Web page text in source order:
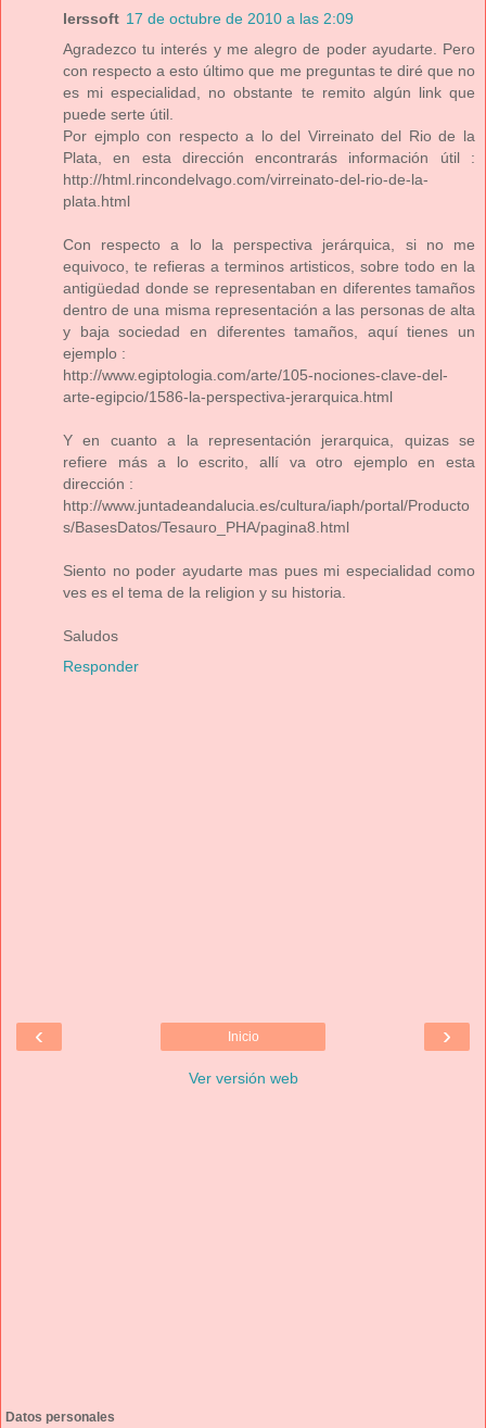
lerssoft 17 de octubre de 2010 a las 2:09
Agradezco tu interés y me alegro de poder ayudarte. Pero
con respecto a esto último que me preguntas te diré que no
es mi especialidad, no obstante te remito algún link que
puede serte útil.
Por ejmplo con respecto a lo del Virreinato del Rio de la
Plata, en esta dirección encontrarás información útil :
http://html.rincondelvago.com/virreinato-del-rio-de-la-
plata.html
Con respecto a lo la perspectiva jerárquica, si no me
equivoco, te refieras a terminos artisticos, sobre todo en la
antigüedad donde se representaban en diferentes tamaños
dentro de una misma representación a las personas de alta
y baja sociedad en diferentes tamaños, aquí tienes un
ejemplo :
http://www.egiptologia.com/arte/105-nociones-clave-del-
arte-egipcio/1586-la-perspectiva-jerarquica.html
Y en cuanto a la representación jerarquica, quizas se
refiere más a lo escrito, allí va otro ejemplo en esta
dirección :
http://www.juntadeandalucia.es/cultura/iaph/portal/Producto
s/BasesDatos/Tesauro_PHA/pagina8.html
Siento no poder ayudarte mas pues mi especialidad como
ves es el tema de la religion y su historia.
Saludos
Responder
‹ ›
Inicio
Ver versión web
Datos personales